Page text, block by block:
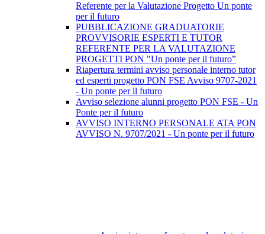
Referente per la Valutazione Progetto Un ponte
per il futuro
PUBBLICAZIONE GRADUATORIE
PROVVISORIE ESPERTI E TUTOR
REFERENTE PER LA VALUTAZIONE
PROGETTI PON "Un ponte per il futuro”
Riapertura termini avviso personale interno tutor
ed esperti progetto PON FSE Avviso 9707-2021
- Un ponte per il futuro
Avviso selezione alunni progetto PON FSE - Un
Ponte per il futuro
AVVISO INTERNO PERSONALE ATA PON
AVVISO N. 9707/2021 - Un ponte per il futuro